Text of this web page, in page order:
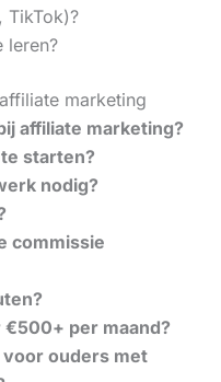
TikTok)?
leren?
marketing
affiliate marketing?
starten?
nodig?
commissie
€500+ per maand?
ouders met